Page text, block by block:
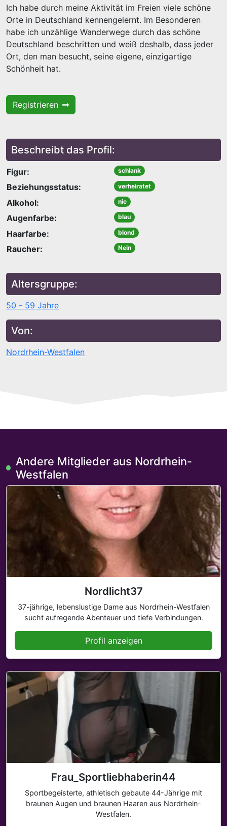
Ich habe durch meine Aktivität im Freien viele schöne
Orte in Deutschland kennengelernt. Im Besonderen
habe ich unzählige Wanderwege durch das schöne
Deutschland beschritten und weiß deshalb, dass jeder
Ort, den man besucht, seine eigene, einzigartige
Schönheit hat.
Registrieren
Beschreibt das Profil:
Figur: schlank
Beziehungsstatus: verheiratet
Alkohol: nie
Augenfarbe: blau
Haarfarbe: blond
Raucher: Nein
Altersgruppe:
50 - 59 Jahre
Von:
Nordrhein-Westfalen
Andere Mitglieder aus Nordrhein-
Westfalen
Nordlicht37
37-jährige, lebenslustige Dame aus Nordrhein-Westfalen
sucht aufregende Abenteuer und tiefe Verbindungen.
Profil anzeigen
Frau_Sportliebhaberin44
Sportbegeisterte, athletisch gebaute 44-Jährige mit
braunen Augen und braunen Haaren aus Nordrhein-
Westfalen.